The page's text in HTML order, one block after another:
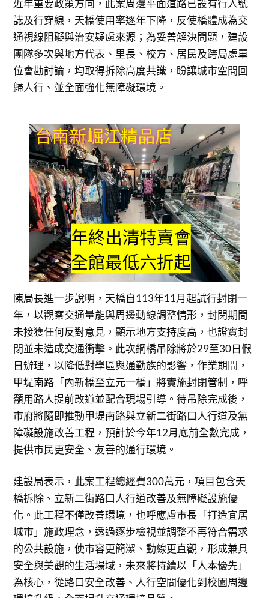
近年重要政策方向，此案周邊平面道路已設有行人號
誌及行穿線，天橋使用率逐年下降，反使橋體成為交
通視線阻礙與治安疑慮來源；為妥善解決問題，建設
團隊多次與地方代表、里長、校方、居民及跨局處單
位會勘討論，均取得拆除高度共識，盼讓城市空間回
歸人行、並全面強化無障礙環境。
陳局長進一步說明，天橋自113年11月起試行封閉一
年，以觀察交通量能與周邊動線調整情形，封閉期間
未接獲任何反對意見，顯示地方支持度高，也證實封
閉並未造成交通衝擊。此次鋼橋吊除將於29至30日假
日辦理，以降低對學區與通勤族的影響，作業期間，
甲堤南路「內新橋至立元一橋」將實施封閉管制，呼
籲用路人提前改道並配合現場引導。待吊除完成後，
市府將隨即推動甲堤南路與立新二街路口人行道及無
障礙設施改善工程，預計於今年12月底前全數完成，
提供市民更安全、友善的通行環境。
建設局表示，此案工程總經費300萬元，項目包含天
橋拆除、立新二街路口人行道改善及無障礙設施優
化。此工程不僅改善環境，也呼應盧市長「打造宜居
城市」施政理念，透過逐步檢視並調整不再符合需求
的公共設施，使市容更簡潔、動線更直觀，形成兼具
安全與美觀的生活場域，未來將持續以「人本優先」
為核心，從路口安全改善、人行空間優化到校園周邊